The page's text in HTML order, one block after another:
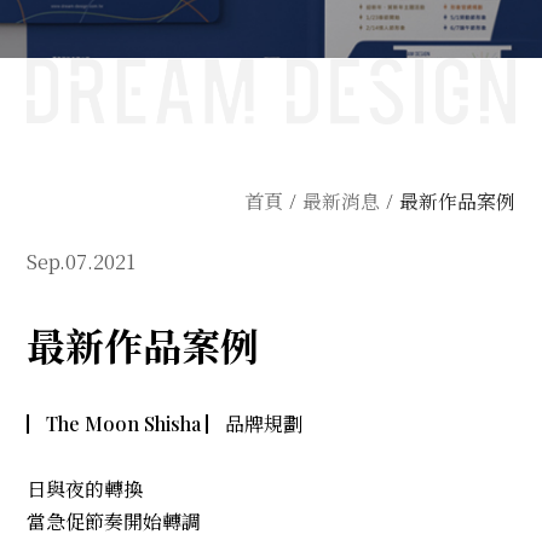
WORKS
首頁 最新消息 最新作品案例
Sep.07.2021
最新作品案例
▏The Moon Shisha ▏品牌規劃
日與夜的轉換
當急促節奏開始轉調